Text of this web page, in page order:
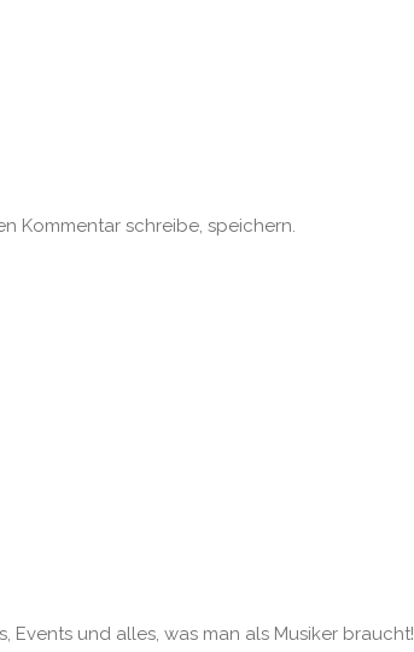
Kommentar schreibe, speichern.
Events und alles, was man als Musiker braucht!